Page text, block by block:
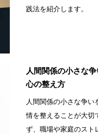
践法を紹介します。
人間関係の小さな
心の整え方
人間関係の小さな争い
情を整えることが大切
ず、職場や家庭のスト